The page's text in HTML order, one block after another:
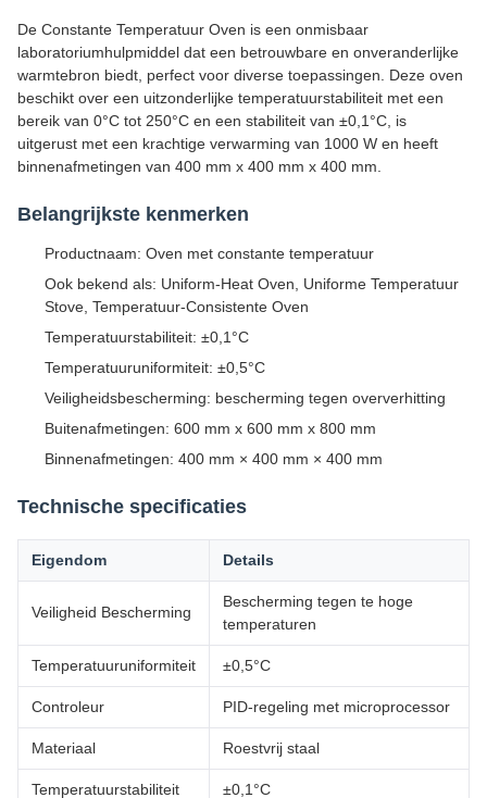
De Constante Temperatuur Oven is een onmisbaar
laboratoriumhulpmiddel dat een betrouwbare en onveranderlijke
warmtebron biedt, perfect voor diverse toepassingen. Deze oven
beschikt over een uitzonderlijke temperatuurstabiliteit met een
bereik van 0°C tot 250°C en een stabiliteit van ±0,1°C, is
uitgerust met een krachtige verwarming van 1000 W en heeft
binnenafmetingen van 400 mm x 400 mm x 400 mm.
Belangrijkste kenmerken
Productnaam: Oven met constante temperatuur
Ook bekend als: Uniform-Heat Oven, Uniforme Temperatuur
Stove, Temperatuur-Consistente Oven
Temperatuurstabiliteit: ±0,1°C
Temperatuuruniformiteit: ±0,5°C
Veiligheidsbescherming: bescherming tegen oververhitting
Buitenafmetingen: 600 mm x 600 mm x 800 mm
Binnenafmetingen: 400 mm × 400 mm × 400 mm
Technische specificaties
Eigendom Details
Veiligheid Bescherming
Bescherming tegen te hoge
temperaturen
Temperatuuruniformiteit ±0,5°C
Controleur PID-regeling met microprocessor
Materiaal Roestvrij staal
Temperatuurstabiliteit ±0,1°C